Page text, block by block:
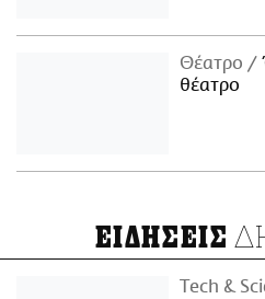
Θέατρο
θέατρο
ΕΙΔΗΣΕΙΣ
Τech &